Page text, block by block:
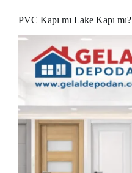
PVC Kapı mı Lake Kapı mı?